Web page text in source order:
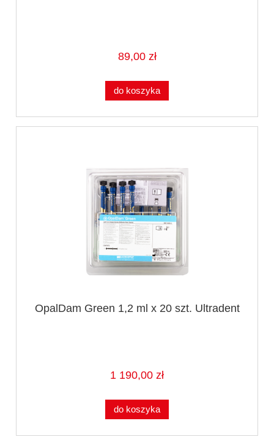
89,00 zł
do koszyka
OpalDam Green 1,2 ml x 20 szt. Ultradent
1 190,00 zł
do koszyka